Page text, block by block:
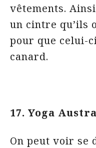
vêtements.
un cintre qu’ils
pour que celui-
canard.
17. Yoga
On peut voir se